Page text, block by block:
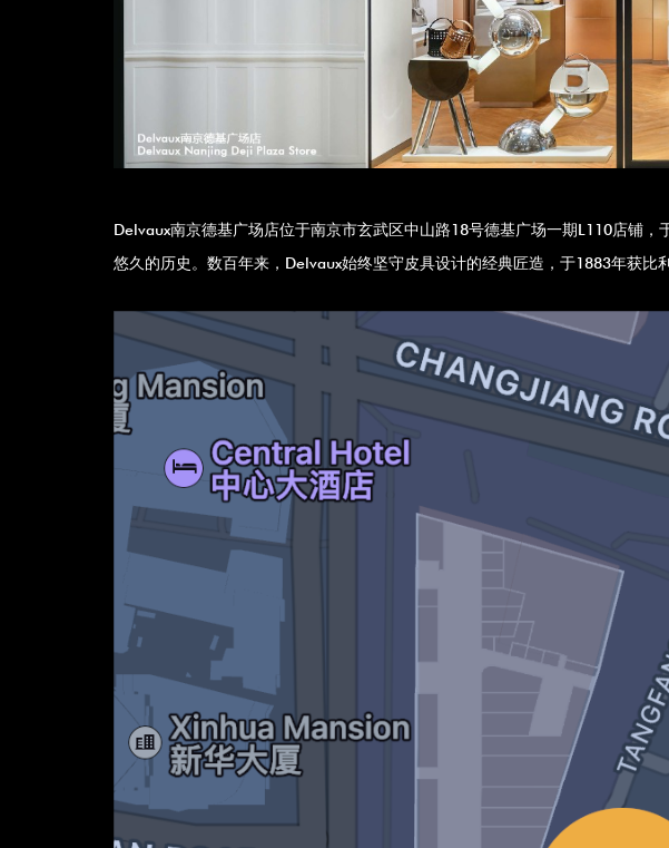
Delvaux南京德基广场店位于南京市玄武区中山路18号德基广场一期L110店铺
悠久的历史。数百年来，Delvaux始终坚守皮具设计的经典匠造，于1883年获比